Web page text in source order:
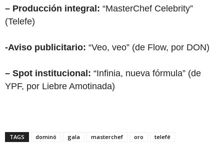
– Producción integral: “MasterChef Celebrity”
(Telefe)
-Aviso publicitario: “Veo, veo” (de Flow, por DON)
– Spot institucional: “Infinia, nueva fórmula” (de
YPF, por Liebre Amotinada)
TAGS dominó gala masterchef oro telefé